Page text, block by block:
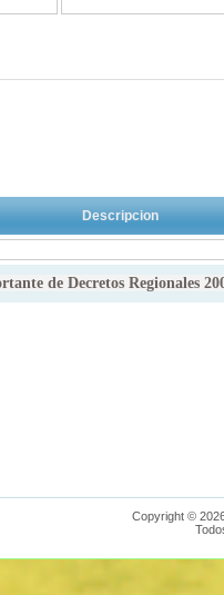
Descripcion
de Decretos Regionales
Copyright ©